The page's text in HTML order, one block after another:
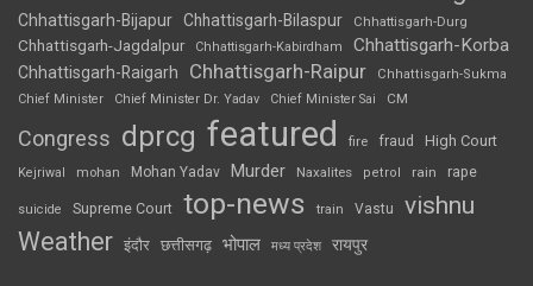
Chhattisgarh-Bijapur Chhattisgarh-Bilaspur Chhattisgarh-Durg
Chhattisgarh-Jagdalpur Chhattisgarh-Kabirdham Chhattisgarh-Korba
Chhattisgarh-Raigarh Chhattisgarh-Raipur
Chhattisgarh-Sukma
Chief Minister
Chief Minister Dr. Yadav Chief Minister Sai CM
Congress dprcg featured fire fraud High Court
Kejriwal mohan Mohan Yadav Murder Naxalites petrol rain rape
suicide Supreme Court top-news train Vastu vishnu
Weather इंदौर छत्तीसगढ़ भोपाल मध्य प्रदेश रायपुर